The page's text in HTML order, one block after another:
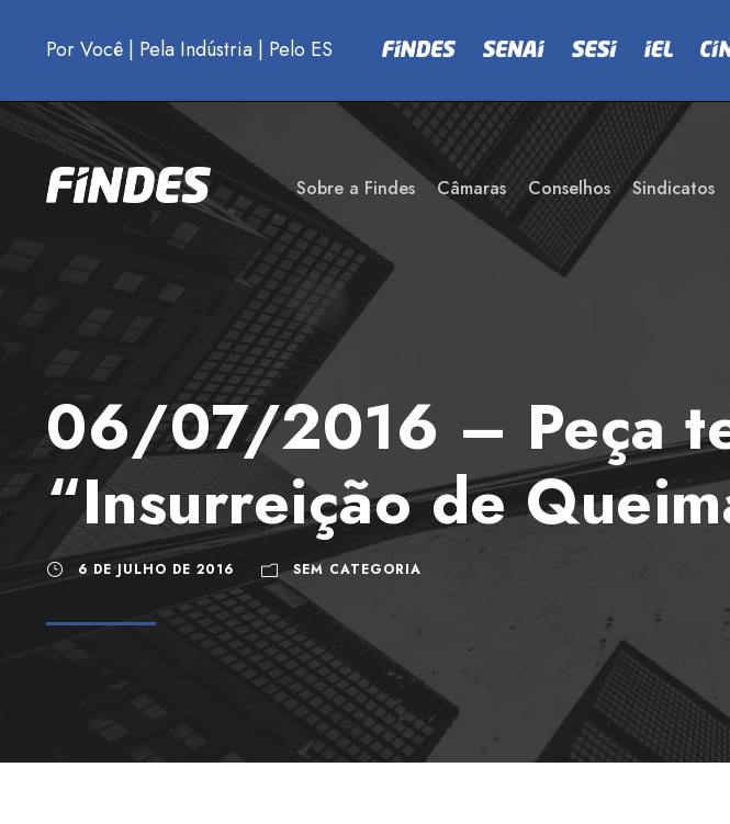
Por Você | Pela Indústria | Pelo ES
Sobre a Findes Câmaras Conselhos Sindicatos
06/07/2016 – Peça
“Insurreição de
6 DE JULHO DE 2016 SEM CATEGORIA